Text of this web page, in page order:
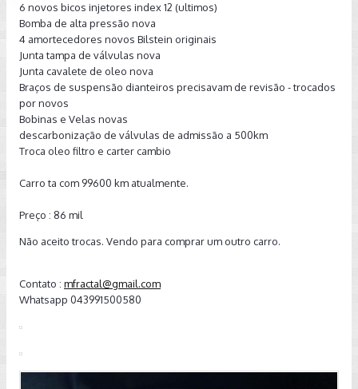
6 novos bicos injetores index 12 (ultimos)
Bomba de alta pressão nova
4 amortecedores novos Bilstein originais
Junta tampa de válvulas nova
Junta cavalete de oleo nova
Braços de suspensão dianteiros precisavam de revisão - trocados
por novos
Bobinas e Velas novas
descarbonização de válvulas de admissão a 500km
Troca oleo filtro e carter cambio
Carro ta com 99600 km atualmente.
Preço : 86 mil
Não aceito trocas. Vendo para comprar um outro carro.
Contato : mfractal@gmail.com
Whatsapp 043991500580